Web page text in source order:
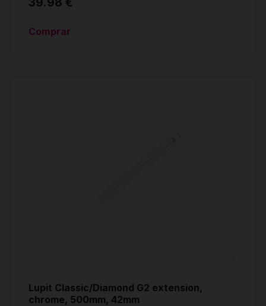
Comprar
Lupit Classic/Diamond G2 extension,
chrome, 500mm, 42mm